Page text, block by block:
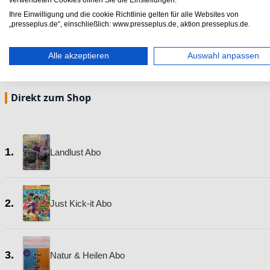
Nächster Beitrag
Unterwegs zu Hause: Die 7 besten Wohnmobil
Direkt zum Shop
1. Landlust Abo
2. Just Kick-it Abo
3. Natur & Heilen Abo
Ihre Einwilligung und die cookie Richtlinie gelten für alle Websites von
„presseplus.de“, einschließlich: www.presseplus.de, aktion.presseplus.de.
Alle akzeptieren Auswahl anpassen